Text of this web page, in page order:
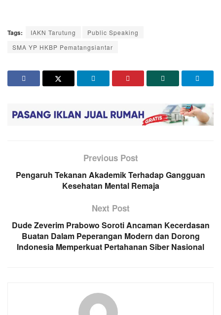
Tags: IAKN Tarutung
Public Speaking
SMA YP HKBP Pematangsiantar
Previous Post
Pengaruh Tekanan Akademik Terhadap Gangguan
Kesehatan Mental Remaja
Next Post
Dude Zeverim Prabowo Soroti Ancaman Kecerdasan
Buatan Dalam Peperangan Modern dan Dorong
Indonesia Memperkuat Pertahanan Siber Nasional